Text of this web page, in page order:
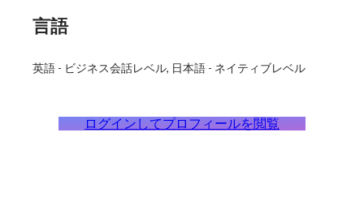
言語
英語 - ビジネス会話レベル 日本語 - ネイティブレベル
ログインしてプロフィールを閲覧